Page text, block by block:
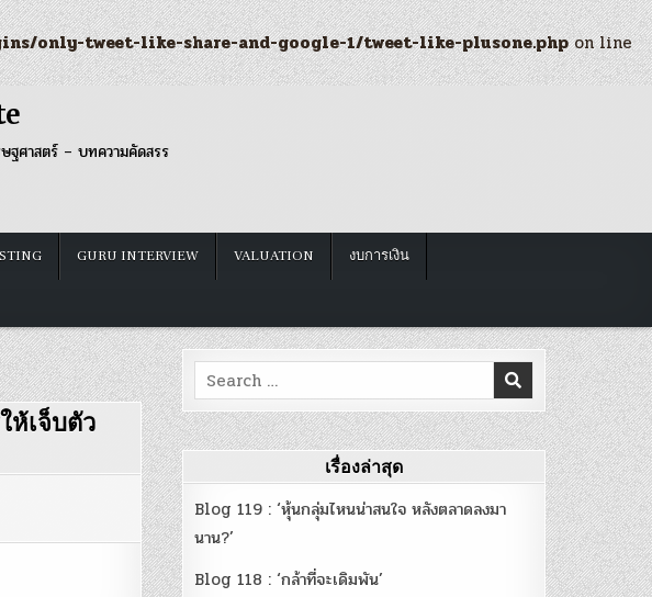
only-tweet-like-share-and-google-1/tweet-like-plusone.phpon line
ศาสตร์ – บทความคัดสรร
GURU INTERVIEW VALUATION งบการเงิน
ห้เจ็บตัว
Search
for:
เรื่องล่าสุด
Blog 119 : ‘หุ้นกลุ่มไหนน่าสนใจ หลังตลาดลงมา
นาน?’
Blog 118 : ‘กล้าที่จะเดิมพัน’